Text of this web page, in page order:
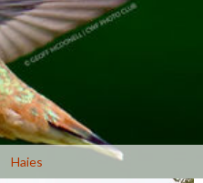
Haies